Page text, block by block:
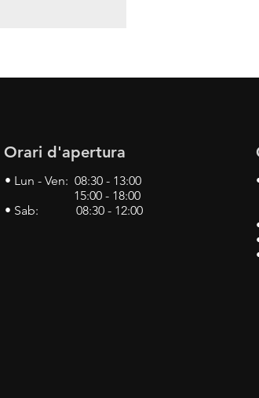
Orari d'apertura
• Lun - Ven: 08:30 - 13:00
15:00 - 18:00
• Sab: 08:30 - 12:00